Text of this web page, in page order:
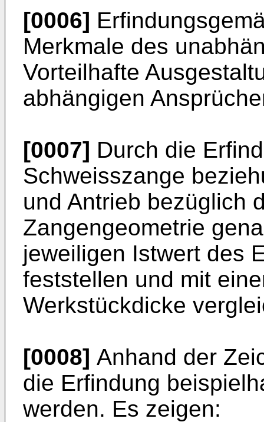
[0006]
Merkmale des
Vorteilhafte
abhängigen
[0007] Durch die
Schweisszange
und Antrieb bezüglich
Zangengeometrie
jeweiligen Istwert des
feststellen und mit
Werkstückdicke
[0008] Anhand der
die Erfindung
werden. Es zeigen: